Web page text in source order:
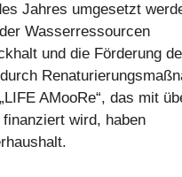
Jahres umgesetzt
Wasserressourcen
und die Förderung
AMooRe“, das mit
wird, haben